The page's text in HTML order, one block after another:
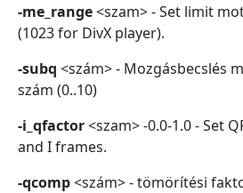
-me_range<szam> - Set limit
(1023 for DivX player).
-subq <szám> - Mozgásbecslés
szám (0..10)
-i_qfactor<szam> -0.0-1.0 - Set
and I frames.
-qcomp<szám> - tömörítési